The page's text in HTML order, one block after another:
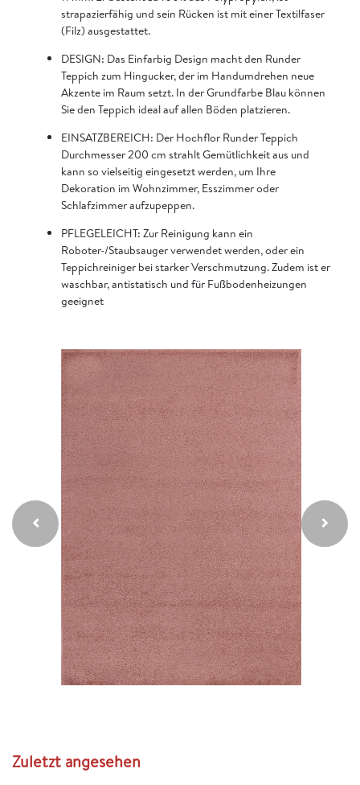
strapazierfähig und sein Rücken ist mit einer Textilfaser
(Filz) ausgestattet.
DESIGN: Das Einfarbig Design macht den Runder
Teppich zum Hingucker, der im Handumdrehen neue
Akzente im Raum setzt. In der Grundfarbe Blau können
Sie den Teppich ideal auf allen Böden platzieren.
EINSATZBEREICH: Der Hochflor Runder Teppich
Durchmesser 200 cm strahlt Gemütlichkeit aus und
kann so vielseitig eingesetzt werden, um Ihre
Dekoration im Wohnzimmer, Esszimmer oder
Schlafzimmer aufzupeppen.
PFLEGELEICHT: Zur Reinigung kann ein
Roboter-/Staubsauger verwendet werden, oder ein
Teppichreiniger bei starker Verschmutzung. Zudem ist er
waschbar, antistatisch und für Fußbodenheizungen
geeignet
Zuletzt angesehen